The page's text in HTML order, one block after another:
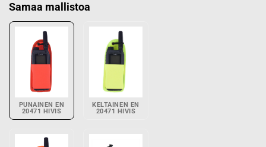
Samaa mallistoa
PUNAINEN EN
20471 HIVIS
KELTAINEN EN
20471 HIVIS